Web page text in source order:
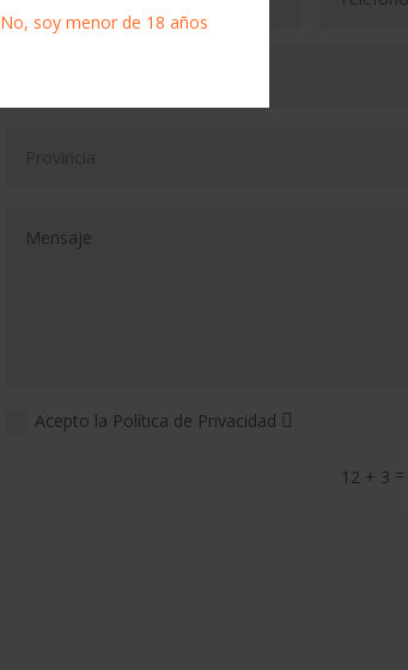
No, soy menor de 18 años
Acepto la Política de Privacidad
12 + 3 =